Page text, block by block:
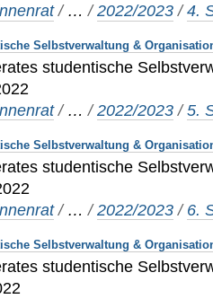
/ …/2022/2023 /4.
Selbstverwaltung &
studentische
/ …/2022/2023 /5.
Selbstverwaltung &
studentische
/ …/2022/2023 / 6.
Selbstverwaltung &
studentische